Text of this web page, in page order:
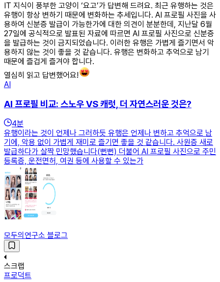
IT 지식이 풍부한 고양이 ‘요고’가 답변해 드려요. 최근 유행하는 것은
유행이 항상 변하기 때문에 변화하는 추세입니다. AI 프로필 사진을 사
용하여 신분증 발급이 가능한가에 대한 의견이 분분한데, 지난달 6월
27일에 공식적으로 발표된 자료에 따르면 AI 프로필 사진으로 신분증
을 발급하는 것이 금지되었습니다. 이러한 유행은 가볍게 즐기면서 악
용하지 않는 것이 좋을 것 같습니다. 유행은 변화하고 추억으로 남기
때문에 즐겁게 즐겨야 합니다.
열심히 읽고 답변했어요!
AI
AI 프로필 비교: 스노우 VS 캐럿, 더 자연스러운 것은?
4분
유행이라는 것이 언제나 그러하듯 유행은 언제나 변하고 추억으로 남
기에, 악용 없이 가볍게 재미로 즐기면 좋을 것 같습니다. 사원증 새로
발급하다가 살짝 민망했습니다(뻔뻔) 더불어 AI 프로필 사진으로 주민
등록증, 운전면허, 여권 등에 사용할 수 있는가
모두의연구소 블로그
스크랩
프로덕트